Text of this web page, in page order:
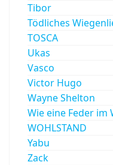
Tibor
Tödliches
TOSCA
Ukas
Vasco
Victor Hugo
Wayne Shelton
Wie eine Feder im
WOHLSTAND
Yabu
Zack